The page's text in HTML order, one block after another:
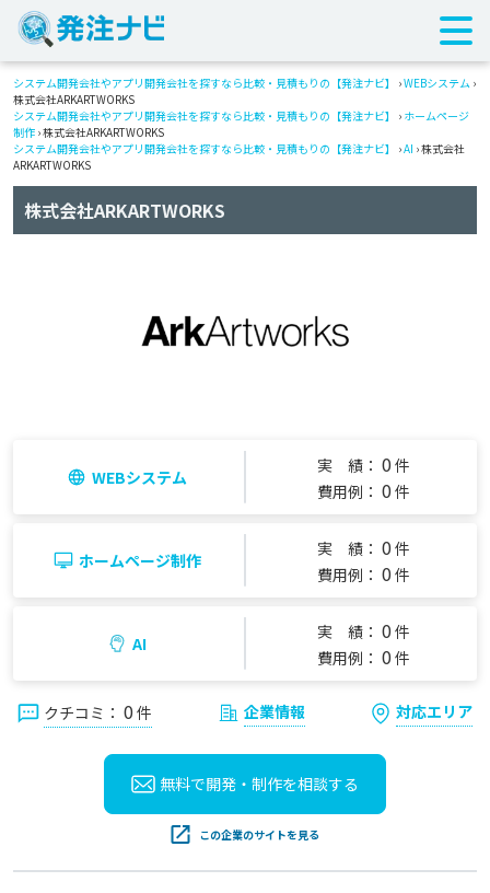
システム開発会社やアプリ開発会社を探すなら比較・見積もりの【発注ナビ】 ›WEBシステム ›
株式会社ARKARTWORKS
システム開発会社やアプリ開発会社を探すなら比較・見積もりの【発注ナビ】
› ホームページ
制作 › 株式会社ARKARTWORKS
システム開発会社やアプリ開発会社を探すなら比較・見積もりの【発注ナビ】
›AI › 株式会社
ARKARTWORKS
株式会社ARKARTWORKS
WEBシステム
実 績： 0 件
費用例： 0 件
ホームページ制作
実 績： 0 件
費用例： 0 件
AI
実 績： 0 件
費用例： 0 件
クチコミ： 0 件 企業情報 対応エリア
無料で開発・制作を相談する
この企業のサイトを見る